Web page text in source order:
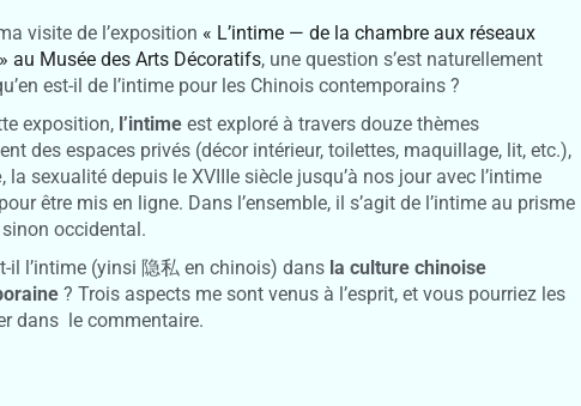
visite de l’exposition « L’intime — de la chambre aux réseaux
au Musée des Arts Décoratifs, une question s’est naturellement
est-il de l’intime pour les Chinois contemporains ?
exposition, l’intime est exploré à travers douze thèmes
des espaces privés (décor intérieur, toilettes, maquillage, lit, etc.),
, la sexualité depuis le XVIIIe siècle jusqu’à nos jour avec l’intime
être mis en ligne. Dans l’ensemble, il s’agit de l’intime au prisme
occidental.
il l’intime (yinsi 隐私 en chinois) dans la culture chinoise
? Trois aspects me sont venus à l’esprit, et vous pourriez les
dans le commentaire.